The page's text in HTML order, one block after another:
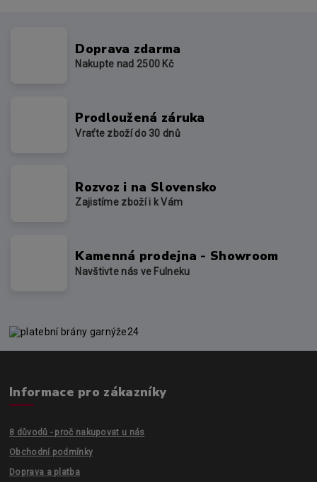
Doprava zdarma
Nakupte nad 2500 Kč
Prodloužená záruka
Vraťte zboží do 30 dnů
Rozvoz i na Slovensko
Zajistíme zboží i k Vám
Kamenná prodejna - Showroom
Navštivte nás ve Fulneku
Informace pro zákazníky
8 důvodů - proč nakupovat u nás
Obchodní podmínky
Doprava a platba